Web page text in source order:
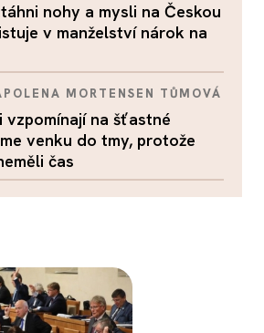
nohy a mysli na Českou
v manželství nárok na
MORTENSEN TŮMOVÁ
vzpomínají na šťastné
venku do tmy, protože
čas